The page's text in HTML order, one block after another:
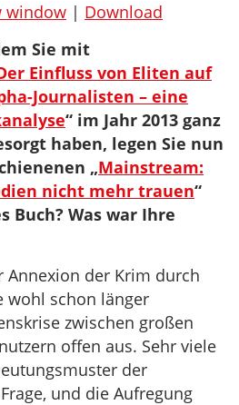
window | Download
Sie mit
Einfluss von Eliten auf
Journalisten – eine
“ im Jahr 2013 ganz
haben, legen Sie nun
„Mainstream:
nicht mehr trauen“
Buch? Was war Ihre
Annexion der Krim durch
wohl schon länger
zwischen großen
offen aus. Sehr viele
der
und die Aufregung